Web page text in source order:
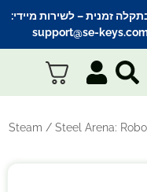
– לשירות מיידי:
support@se-
Steam / Steel Arena: